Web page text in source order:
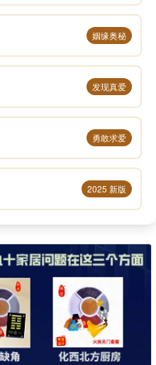
姻缘奥秘
发现真爱
勇敢求爱
2025 新版